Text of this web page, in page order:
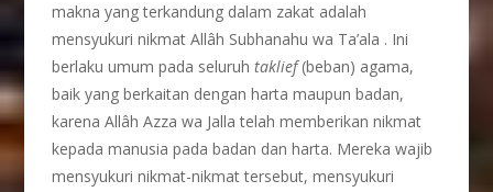
makna yang terkandung dalam zakat adalah
mensyukuri nikmat Allâh Subhanahu wa Ta’ala . Ini
berlaku umum pada seluruhtaklief(beban) agama,
baik yang berkaitan dengan harta maupun badan,
karena Allâh Azza wa Jalla telah memberikan nikmat
kepada manusia pada badan dan harta. Mereka wajib
mensyukuri nikmat-nikmat tersebut, mensyukuri